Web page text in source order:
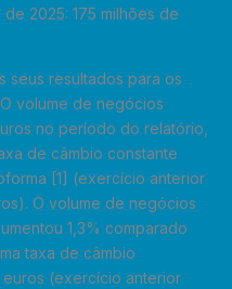
2025: 175 milhões de
seus resultados para os
volume de negócios
no período do relatório,
de câmbio constante
[1] (exercício anterior
O volume de negócios
1,3% comparado
taxa de câmbio
(exercício anterior